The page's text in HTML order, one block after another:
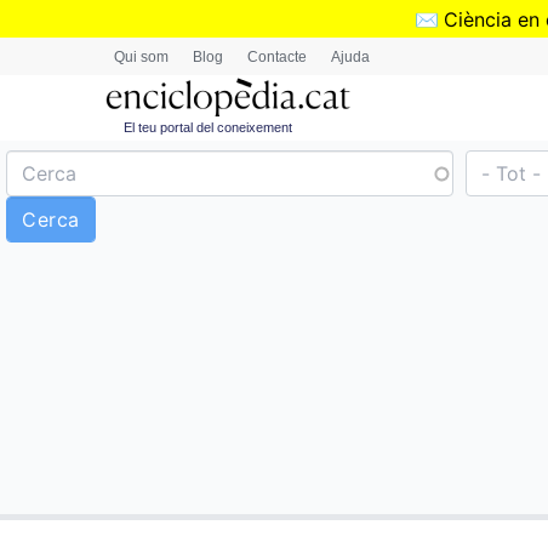
✉️ Ciència en
Qui som Blog Contacte Ajuda
El teu portal del coneixement